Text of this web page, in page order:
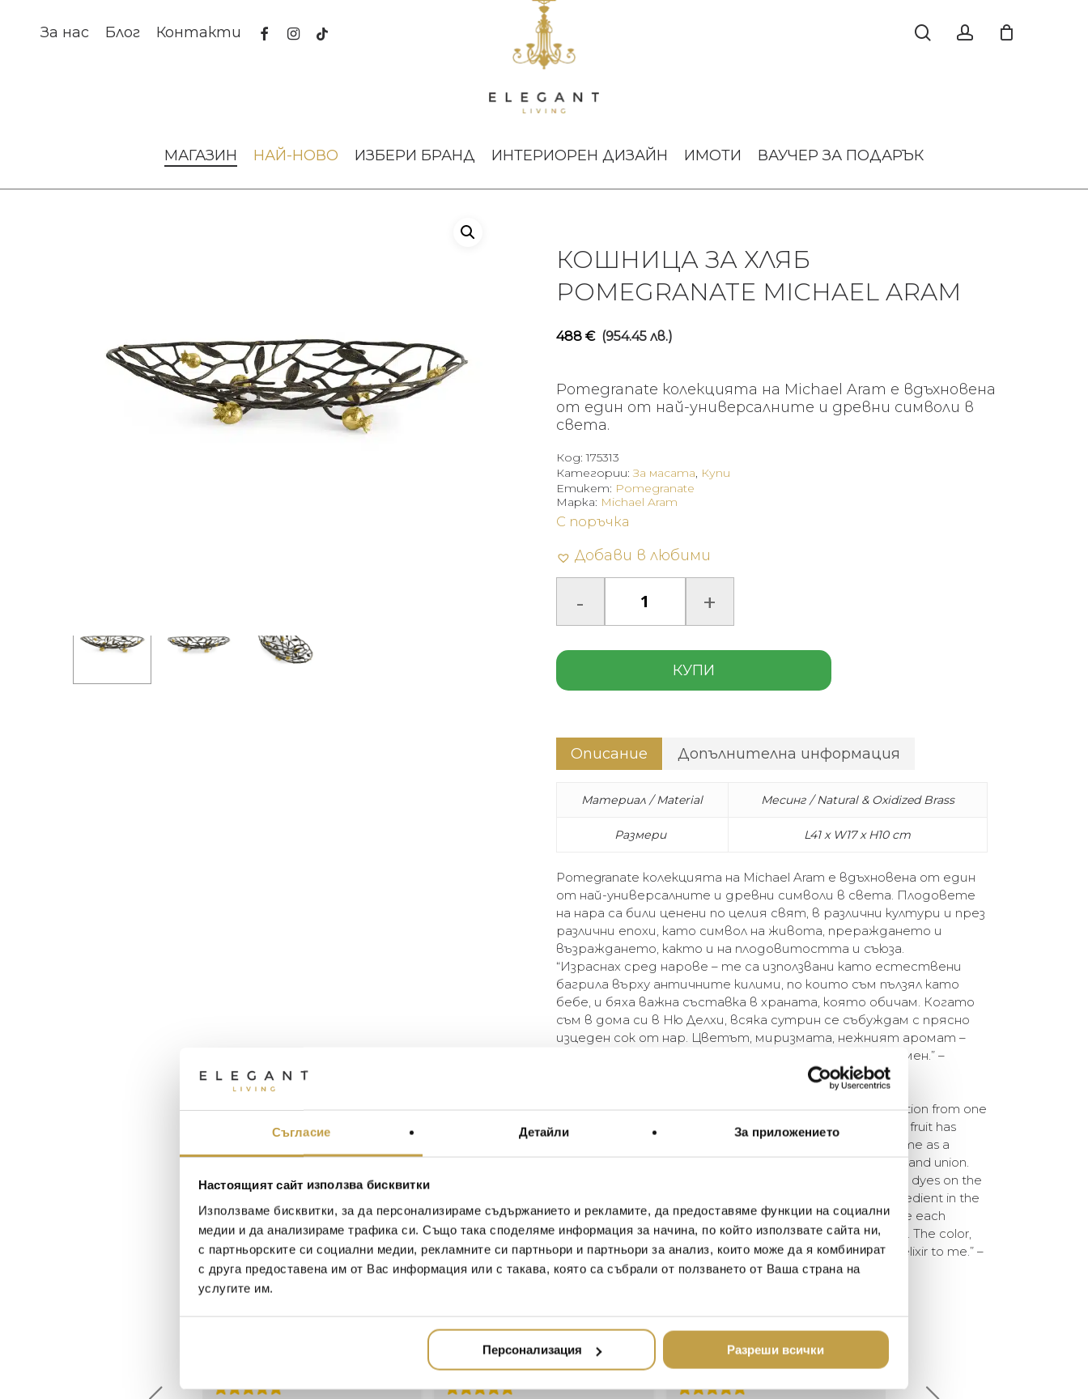
Съгласие Детайли За приложението
Настоящият сайт използва бисквитки
Използваме бисквитки, за да персонализираме съдържанието и рекламите, да предоставяме функции на социални
медии и да анализираме трафика си. Също така споделяме информация за начина, по който използвате сайта ни,
с партньорските си социални медии, рекламните си партньори и партньори за анализ, които може да я комбинират
с друга предоставена им от Вас информация или с такава, която са събрали от ползването от Ваша страна на
услугите им.
Персонализация Разреши всички
За нас Блог Контакти facebookinstagram
tiktok
МАГАЗИН НАЙ-НОВО ИЗБЕРИ БРАНД ИНТЕРИОРЕН ДИЗАЙН ИМОТИ ВАУЧЕР ЗА ПОДАРЪК
КОШНИЦА ЗА ХЛЯБ
POMEGRANATE MICHAEL ARAM
488 € (954.45 лв.)
Pomegranate колекцията на Michael Aram е вдъхновена
от един от най-универсалните и древни символи в
света.
Код:175313
Категории:За масата, Купи
Етикет: Pomegranate
С поръчка
Добави в любими
КУПИ
Марка: Michael Aram
Описание Допълнителна информация
Материал / Material Месинг / Natural & Oxidized Brass
Размери L41 x W17 x H10 cm
Pomegranate колекцията на Michael Aram е вдъхновена от един
от най-универсалните и древни символи в света. Плодовете
на нара са били ценени по целия свят, в различни култури и през
различни епохи, като символ на живота, прераждането и
възраждането, както и на плодовитостта и съюза.
“Израснах сред нарове – те са използвани като естествени
багрила върху античните килими, по които съм пълзял като
бебе, и бяха важна съставка в храната, която обичам. Когато
съм в дома си в Ню Делхи, всяка сутрин се събуждам с прясно
изцеден сок от нар. Цветът, миризмата, нежният аромат –
всичко това го превръща във вълшебен еликсир за мен.” –
The Michael Aram Pomegranate Collection takes its inspiration from one
of the most universal and ancient symbols in the world. The fruit has
been prized across the globe, across cultures and across time as a
representation of life, rebirth, and renewal as well as fertility and union.
“I grew up around pomegranates – from their use as natural dyes on the
antique rugs I used to crawl on as a baby to an integral ingredient in the
food that I love. When I’m at my home in New Delhi, I wake each
morning to the taste of fresh squeezed pomegranate juice. The color,
the smell, the delicate flavor all make it feel like a magical elixir to me.” –
Michael Aram
Иван Иванов
2020-05-20
Ивелина Линковска
2018-08-10